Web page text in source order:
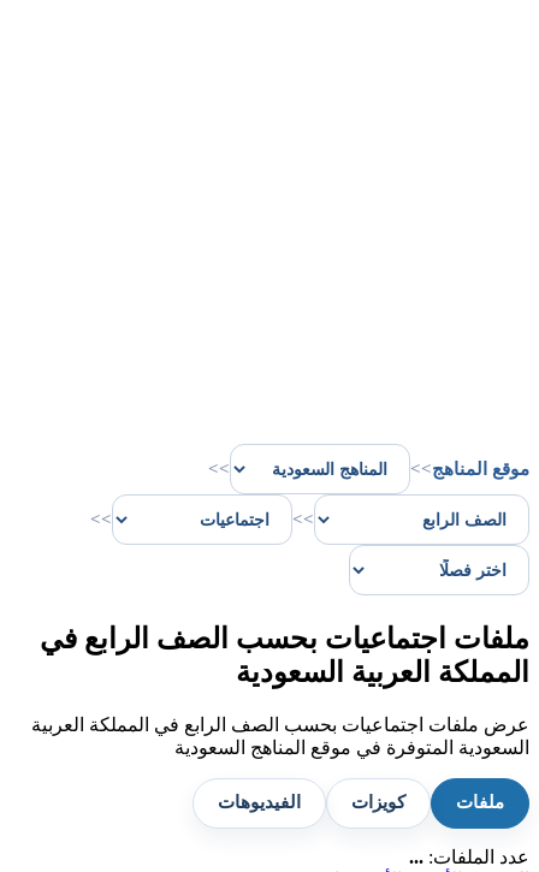
موقع المناهج>>
>>
>>
>>
ملفات اجتماعيات بحسب الصف الرابع في
المملكة العربية السعودية
عرض ملفات اجتماعيات بحسب الصف الرابع في المملكة العربية
السعودية المتوفرة في موقع المناهج السعودية
ملفات كويزات الفيديوهات
عدد الملفات: ...